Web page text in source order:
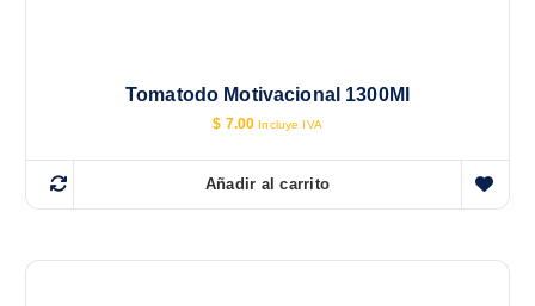
Tomatodo Motivacional 1300Ml
$ 7.00 Incluye IVA
Añadir al carrito